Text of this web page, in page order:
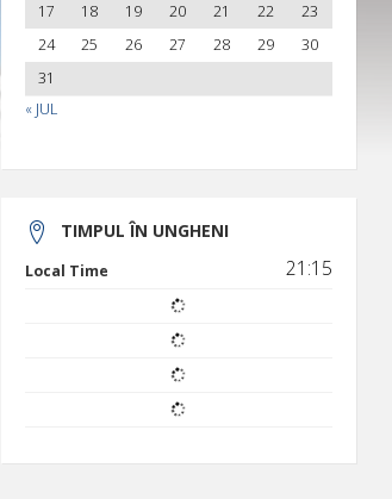
« JUL
17
18 19 20 21 22
23
24
25 26 27 28 29
30
31
TIMPUL ÎN UNGHENI
Local Time 21:15